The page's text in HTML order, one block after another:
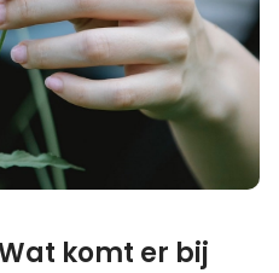
komt er bij